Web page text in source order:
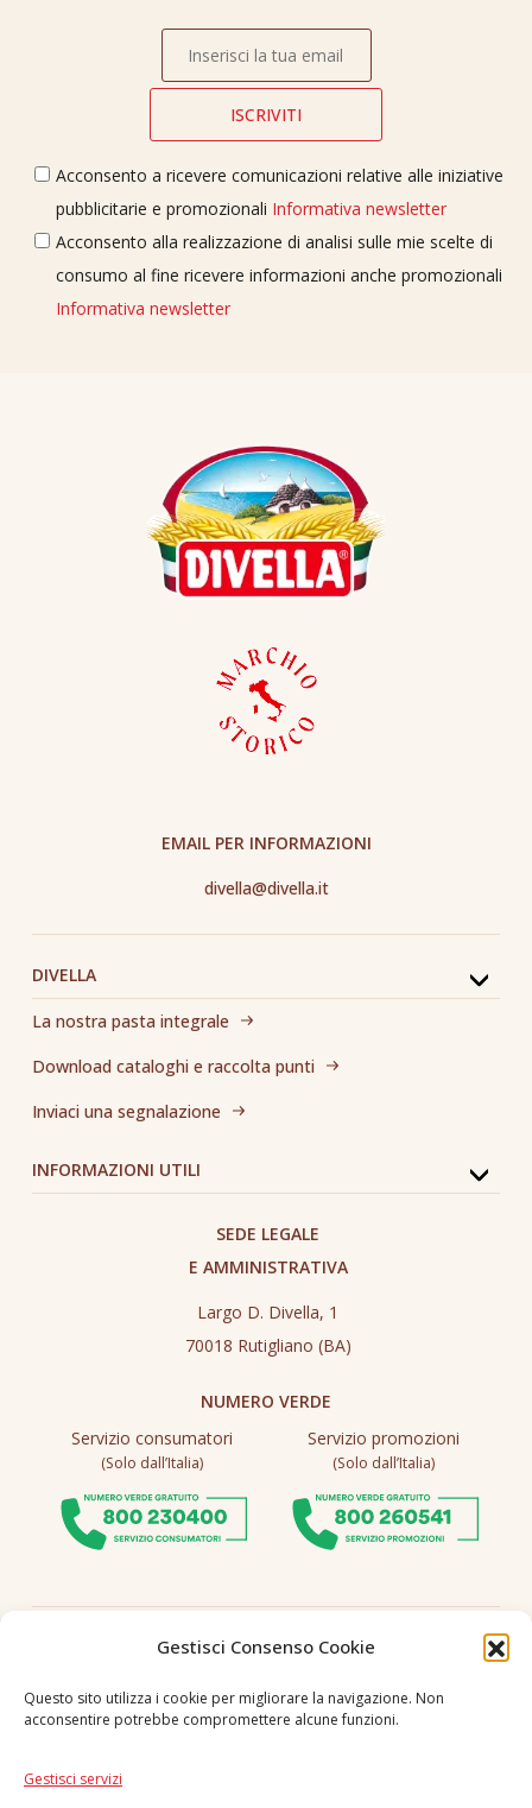
Gestisci Consenso Cookie
Questo sito utilizza i cookie per migliorare la navigazione. Non
acconsentire potrebbe compromettere alcune funzioni.
Gestisci servizi
Acconsento a ricevere comunicazioni relative alle iniziative
pubblicitarie e promozionali Informativa newsletter
Acconsento alla realizzazione di analisi sulle mie scelte di
consumo al fine ricevere informazioni anche promozionali
Informativa newsletter
DIVELLA
La nostra pasta integrale
Download cataloghi e raccolta punti
Inviaci una segnalazione
INFORMAZIONI UTILI
EMAIL PER INFORMAZIONI
divella@divella.it
SEDE LEGALE
E AMMINISTRATIVA
Largo D. Divella, 1
70018 Rutigliano (BA)
NUMERO VERDE
Servizio consumatori
(Solo dall’Italia)
Servizio promozioni
(Solo dall’Italia)
Seguici